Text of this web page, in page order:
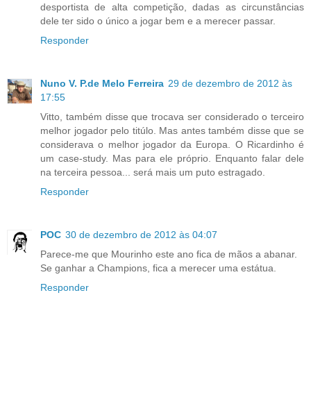
desportista de alta competição, dadas as circunstâncias
dele ter sido o único a jogar bem e a merecer passar.
Responder
Nuno V. P.de Melo Ferreira 29 de dezembro de 2012 às
17:55
Vitto, também disse que trocava ser considerado o terceiro
melhor jogador pelo titúlo. Mas antes também disse que se
considerava o melhor jogador da Europa. O Ricardinho é
um case-study. Mas para ele próprio. Enquanto falar dele
na terceira pessoa... será mais um puto estragado.
Responder
POC 30 de dezembro de 2012 às 04:07
Parece-me que Mourinho este ano fica de mãos a abanar.
Se ganhar a Champions, fica a merecer uma estátua.
Responder